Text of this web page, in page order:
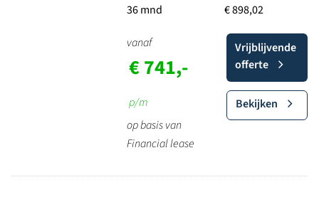
36 mnd
€ 898,02
vanaf
€ 741,-
p/m
op basis van
Financial lease
Vrijblijvende
offerte
Bekijken